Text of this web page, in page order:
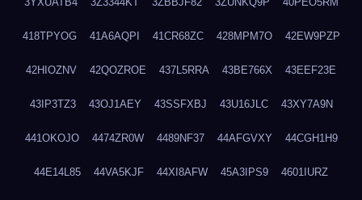
418TPYOG 41A6AQPI 41CR68ZC 428MPM7O 42EW9PZP
42HIOZNV 42QOZROE 437L5RRA 43BE766X 43EEF23E
43IP3TZ3 43OJ1AEY 43SSFXBJ 43U16JLC 43XY7A9N
441OKOJO 4474ZR0W 4489NF37 44AFGVXY 44CGH1H9
44E14L85 44VA5KJF 44XI8AFW 45A3IPS9 4601IURZ